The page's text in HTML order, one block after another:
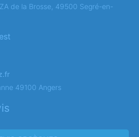
de la Brosse, 49500 Segré-en-
49100 Angers